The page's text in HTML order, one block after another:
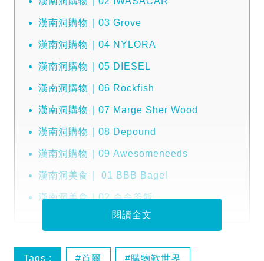
漢南洞購物｜03 Grove
漢南洞購物｜04 NYLORA
漢南洞購物｜05 DIESEL
漢南洞購物｜06 Rockfish
漢南洞購物｜07 Marge Sher Wood
漢南洞購物｜08 Depound️
漢南洞購物｜09 Awesomeneeds
漢南洞美食｜ 01 BBB Bagel
漢南洞美食｜02 솔솥釜飯
閱讀全文
Tags : 首爾 購物歎世界